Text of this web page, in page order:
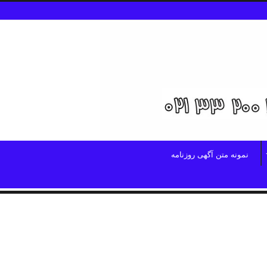
نمونه متن آگهی روزنامه